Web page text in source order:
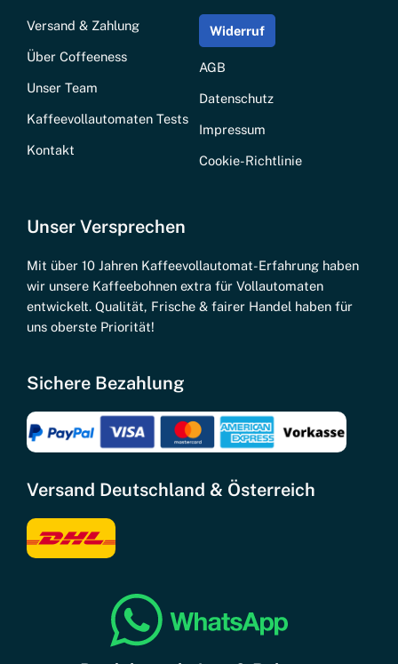
Versand & Zahlung
Über Coffeeness
Unser Team
Kaffeevollautomaten Tests
Kontakt
Widerruf
AGB
Datenschutz
Impressum
Cookie-Richtlinie
Unser Versprechen
Mit über 10 Jahren Kaffeevollautomat-Erfahrung haben
wir unsere Kaffeebohnen extra für Vollautomaten
entwickelt. Qualität, Frische & fairer Handel haben für
uns oberste Priorität!
Sichere Bezahlung
Versand Deutschland & Österreich